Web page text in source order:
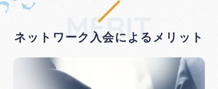
MERIT
ネットワーク入会によるメリット